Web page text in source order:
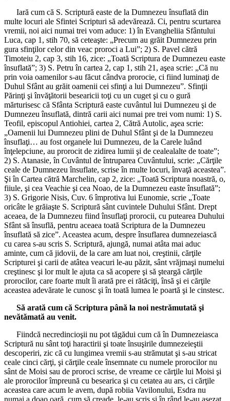
Iară cum că S. Scriptură easte de la Dumnezeu însuflată din
multe locuri ale Sfintei Scripturi să adevărează. Ci, pentru scurtarea
vremii, noi aici numai trei vom aduce: 1) în Evangheliia Sfântului
Luca, cap 1, stih 70, să ceteaşte: „Precum au grăit Dumnezeu prin
gura sfinţilor celor din veac proroci a Lui”; 2) S. Pavel cătră
Timoteiu 2, cap 3, stih 16, zice: „Toată Scriptura de Dumnezeu easte
însuflată”; 3) S. Petru în cartea 2, cap 1, stih 21, aşea scrie: „Că nu
prin voia oamenilor s-au făcut cândva prorocie, ci fiind luminaţi de
Duhul Sfânt au grăit oamenii cei sfinţi a lui Dumnezeu”. Sfinţii
Părinţi şi învăţătorii besearicii toţi cu un cuget şi cu o gură
mărturisesc că Sfânta Scriptură easte cuvântul lui Dumnezeu şi de
Dumnezeu însuflată, dintră carii aici numai pre trei vom numi: 1) S.
Teofil, episcopul Antiohiei, cartea 2, Cătră Autolic, aşea scrie:
„Oamenii lui Dumnezeu plini de Duhul Sfânt şi de la Dumnezeu
însuflaţi… au fost organele lui Dumnezeu, de la Carele luând
înţelepciune, au prorocit de zidirea lumii şi de cealealalte de toate”;
2) S. Atanasie, în Cuvântul de întruparea Cuvântului, scrie: „Cărţile
ceale de Dumnezeu însuflate, scrise în multe locuri, învaţă aceastea”.
Şi în Cartea cătră Marchelin, cap 2, zice: „Toată Scriptura noastră, o,
fiiule, şi cea Veachie şi cea Noao, de la Dumnezeu easte însuflată”;
3) S. Grigorie Nisis, Cuv. 6 împrotiva lui Eunomie, scrie „Toate
oricâte le grăiaşte S. Scriptură sânt cuvintele Duhului Sfânt. Drept
aceaea, de la Dumnezeu fiind însuflaţi prorocii, cu putearea Duhului
Sfânt să însuflă, pentru aceaea toată Scriptura de la Dumnezeu
însuflată să zice”. Aceastea acum, despre însuflarea dumnezeiască
cu carea s-au scris S. Scriptură, ajungă, numai atâta mai aduc
aminte, cum că jidovii, de la care am luat noi, creştinii, cărţile
Scripturei şi carii de atâtea veacuri le-au păzit, sânt vrăjmaşi numelui
creştinesc şi lor mult le ajuta ca să acopere şi să şteargă cărţile
prorocilor, care foarte mult îi arată pre ei rătăciţi, însă şi ei cărţile
aceastea adevărate le cunosc şi în toată lumea le poartă şi le cinstesc.
Să arată cum că Scriptura până la noi nestrămutată şi
nevătămată au venit.
Fiindcă necredincioşii nu pot tăgădui cum că în Dumnezeiasca
Scriptură nu sânt toţi haractirii şi toate însuşirile dumnezeieştii
descoperiri, zic că cu lungimea vremii s-au strămutat şi s-au stricat
ceale cinci cărţi, şi cărţile ceale însemnate cu numele prorocilor nu
sânt de Moisi sau de proroci scrise, de vreame ce cărţile lui Moisi şi
ale prorocilor împreună cu besearica şi cu cetatea au ars, ci cărţile
aceastea care acum le avem, după robiia Vavilonului, Esdra nu